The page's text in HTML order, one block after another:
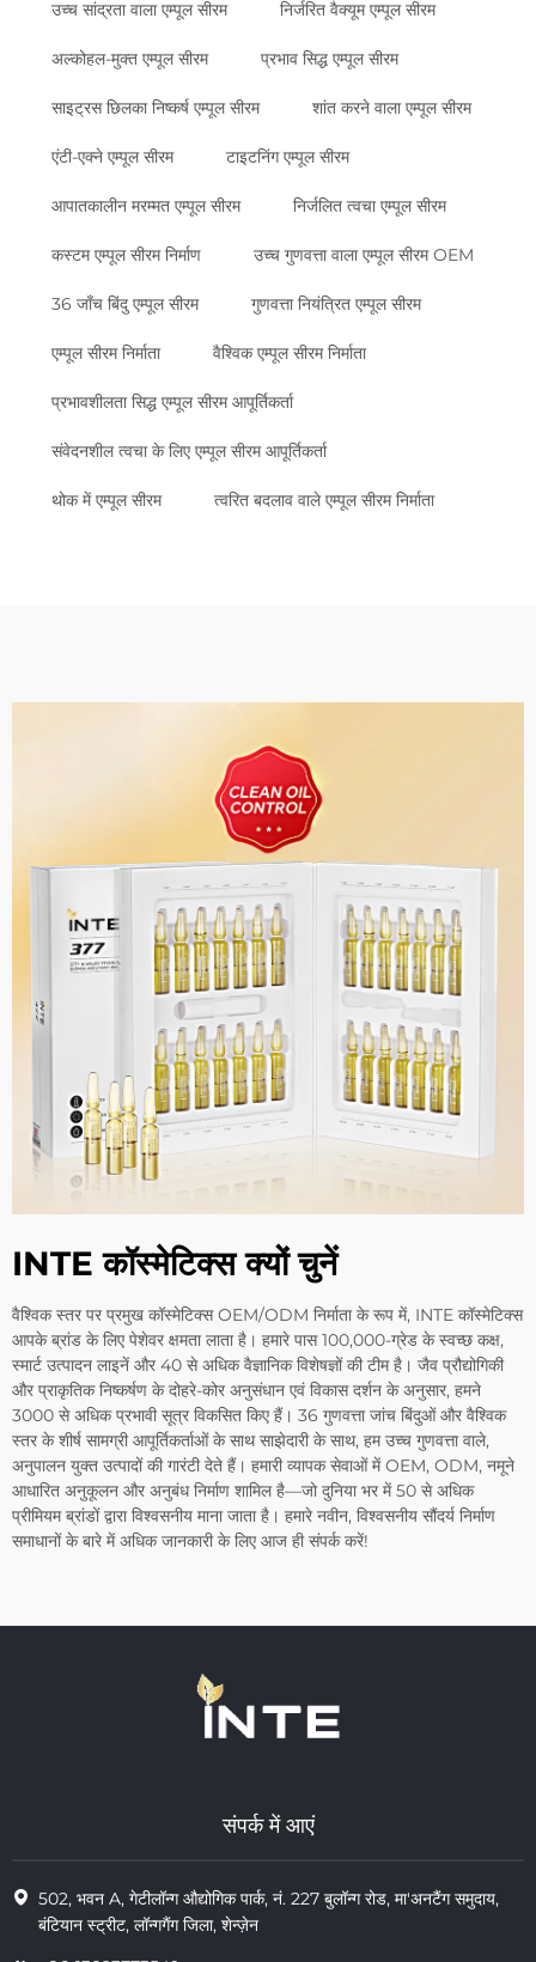
उच्च सांद्रता वाला एम्पूल सीरम निर्जरित वैक्यूम एम्पूल सीरम
अल्कोहल-मुक्त एम्पूल सीरम प्रभाव सिद्ध एम्पूल सीरम
साइट्रस छिलका निष्कर्ष एम्पूल सीरम शांत करने वाला एम्पूल सीरम
एंटी-एक्ने एम्पूल सीरम टाइटनिंग एम्पूल सीरम
आपातकालीन मरम्मत एम्पूल सीरम निर्जलित त्वचा एम्पूल सीरम
कस्टम एम्पूल सीरम निर्माण उच्च गुणवत्ता वाला एम्पूल सीरम OEM
36 जाँच बिंदु एम्पूल सीरम गुणवत्ता नियंत्रित एम्पूल सीरम
एम्पूल सीरम निर्माता वैश्विक एम्पूल सीरम निर्माता
प्रभावशीलता सिद्ध एम्पूल सीरम आपूर्तिकर्ता
संवेदनशील त्वचा के लिए एम्पूल सीरम आपूर्तिकर्ता
थोक में एम्पूल सीरम त्वरित बदलाव वाले एम्पूल सीरम निर्माता
INTE कॉस्मेटिक्स क्यों चुनें
वैश्विक स्तर पर प्रमुख कॉस्मेटिक्स OEM/ODM निर्माता के रूप में, INTE कॉस्मेटिक्स
आपके ब्रांड के लिए पेशेवर क्षमता लाता है। हमारे पास 100,000-ग्रेड के स्वच्छ कक्ष,
स्मार्ट उत्पादन लाइनें और 40 से अधिक वैज्ञानिक विशेषज्ञों की टीम है। जैव प्रौद्योगिकी
और प्राकृतिक निष्कर्षण के दोहरे-कोर अनुसंधान एवं विकास दर्शन के अनुसार, हमने
3000 से अधिक प्रभावी सूत्र विकसित किए हैं। 36 गुणवत्ता जांच बिंदुओं और वैश्विक
स्तर के शीर्ष सामग्री आपूर्तिकर्ताओं के साथ साझेदारी के साथ, हम उच्च गुणवत्ता वाले,
अनुपालन युक्त उत्पादों की गारंटी देते हैं। हमारी व्यापक सेवाओं में OEM, ODM, नमूने
आधारित अनुकूलन और अनुबंध निर्माण शामिल है—जो दुनिया भर में 50 से अधिक
प्रीमियम ब्रांडों द्वारा विश्वसनीय माना जाता है। हमारे नवीन, विश्वसनीय सौंदर्य निर्माण
समाधानों के बारे में अधिक जानकारी के लिए आज ही संपर्क करें!
संपर्क में आएं
502, भवन A, गेटीलॉन्ग औद्योगिक पार्क, नं. 227 बुलॉन्ग रोड, मा'अनटैंग समुदाय,
बंटियान स्ट्रीट, लॉन्गगैंग जिला, शेन्ज़ेन